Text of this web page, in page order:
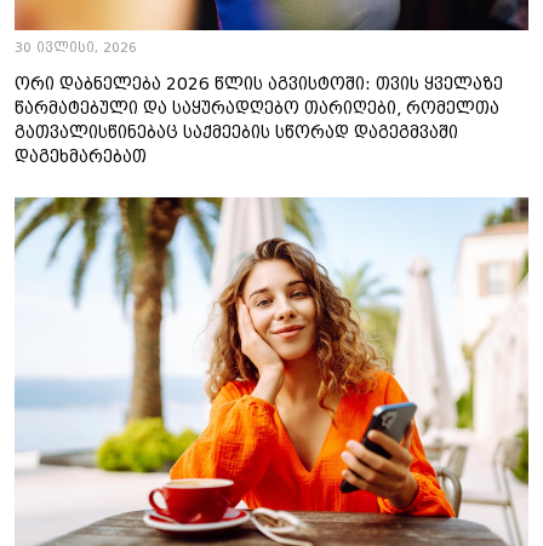
30 ივლისი, 2026
ორი დაბნელება 2026 წლის აგვისტოში: თვის ყველაზე
წარმატებული და საყურადღებო თარიღები, რომელთა
გათვალისწინებაც საქმეების სწორად დაგეგმვაში
დაგეხმარებათ